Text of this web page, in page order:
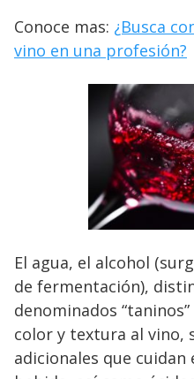
Conoce mas: ¿Busca
vino en una profesión?
El agua, el alcohol
de fermentación),
denominados
color y textura al vino,
adicionales que